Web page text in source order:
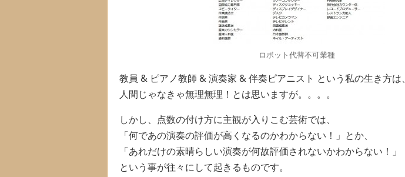
ロボット代替不可業種
教員 & ピアノ教師 & 演奏家 & 伴奏ピアニスト という私の生き方は、
人間じゃなきゃ無理無理！とは思いますが。。。。
しかし、点数の付け方に主観が入りこむ芸術では、
「何であの演奏の評価が高くなるのかわからない！」とか、
「あれだけの素晴らしい演奏が何故評価されないかわからない！」
という事が往々にして起きるものです。